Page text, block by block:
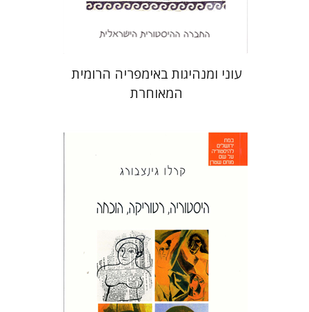
$25
$22
עוני ומנהיגות באימפריה הרומית
המאוחרת
קרלו גינצבורג
איה ברויאר